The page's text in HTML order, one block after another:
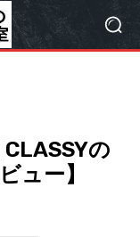
の
ュー】